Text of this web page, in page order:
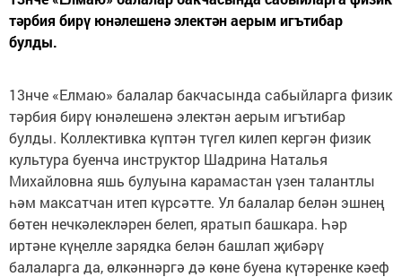
тәрбия бирү юнәлешенә электән аерым игътибар
булды.
13нче «Елмаю» балалар бакчасында сабыйларга физик
тәрбия бирү юнәлешенә электән аерым игътибар
булды. Коллективка күптән түгел килеп кергән физик
культура буенча инструктор Шадрина Наталья
Михайловна яшь булуына карамастан үзен талантлы
һәм максатчан итеп күрсәтте. Ул балалар белән эшнең
бөтен нечкәлекләрен белеп, яратып башкара. Һәр
иртәне күңелле зарядка белән башлап җибәрү
балаларга да, өлкәннәргә дә көне буена күтәренке кәеф